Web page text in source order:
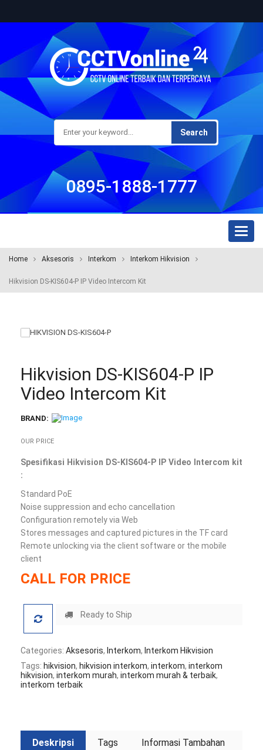
Search
0895-1888-1777
Home Aksesoris Interkom Interkom Hikvision
Hikvision DS-KIS604-P IP Video Intercom Kit
Hikvision DS-KIS604-P IP
Video Intercom Kit
BRAND:
OUR PRICE
Spesifikasi Hikvision DS-KIS604-P IP Video Intercom kit
:
Standard PoE
Noise suppression and echo cancellation
Configuration remotely via Web
Stores messages and captured pictures in the TF card
Remote unlocking via the client software or the mobile
client
CALL FOR PRICE
Ready to Ship
Categories: Aksesoris, Interkom, Interkom Hikvision
Tags: hikvision, hikvision interkom, interkom, interkom
hikvision, interkom murah, interkom murah & terbaik,
interkom terbaik
Deskripsi Tags Informasi Tambahan